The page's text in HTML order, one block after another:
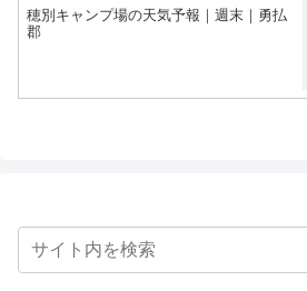
穂別キャンプ場の天気予報｜週末｜勇払
郡